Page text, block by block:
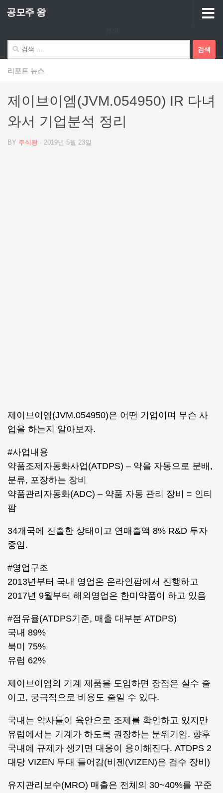
Skip to content
공모주 왕
색:
리포트 뉴스
제이브이엠(JVM.054950) IR 다녀
와서 기업분석 정리
BY 주식왕 · 2019년 5월 23일
제이브이엠(JVM.054950)은 어떤 기업이며 무슨 사
업을 하는지 알아보자.
#사업내용
약품조제자동화사업(ATDPS) – 약을 자동으로 분배,
분류, 포장하는 장비
약품관리자동화(ADC) – 약품 자동 관리 장비 = 인티
팜
34개국에 진출한 상태이고 연매출액 8% R&D 투자
중임.
#영업구조
2013년부터 국내 영업은 온라인팜에서 진행하고
2017년 9월부터 해외영업은 한미약품이 하고 있음
#점유율(ATDPS기준, 매출 대부분 ATDPS)
국내 89%
북미 75%
유럽 62%
제이브이엠의 기계 제품을 도입하면 장점은 실수 줄
이고, 궁극적으로 비용도 줄일 수 있다.
국내는 약사들이 육안으로 조제를 확인하고 있지만
유럽에서는 기계가 하도록 권장하는 분위기임. 향후
국내에 규제가 생기면 대응이 용이해진다. ATDPS 2
대당 VIZEN 두대 들어감(비젠(VIZEN)은 검수 장비)
유지관리보수(MRO) 매출은 전체의 30~40%를 꾸준